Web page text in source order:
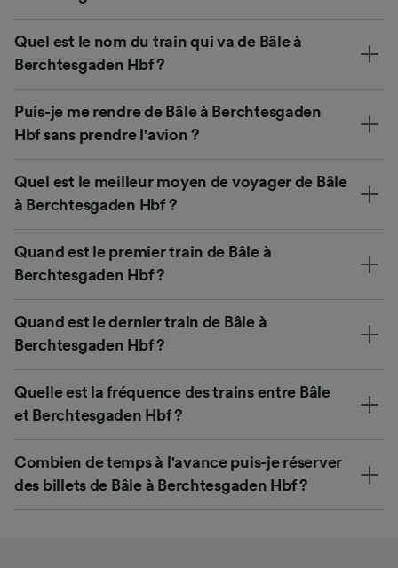
Quel est le nom du train qui va de Bâle à
Berchtesgaden Hbf ?
Puis-je me rendre de Bâle à Berchtesgaden
Hbf sans prendre l'avion ?
Quel est le meilleur moyen de voyager de Bâle
à Berchtesgaden Hbf ?
Quand est le premier train de Bâle à
Berchtesgaden Hbf ?
Quand est le dernier train de Bâle à
Berchtesgaden Hbf ?
Quelle est la fréquence des trains entre Bâle
et Berchtesgaden Hbf ?
Combien de temps à l'avance puis-je réserver
des billets de Bâle à Berchtesgaden Hbf ?